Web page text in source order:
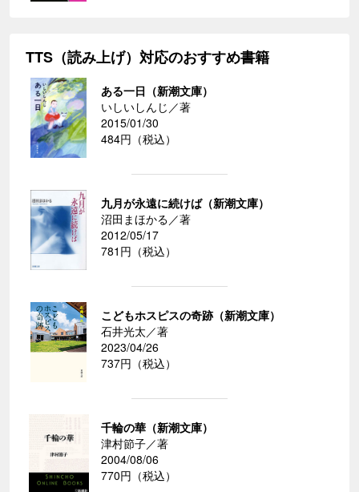
TTS（読み上げ）対応のおすすめ書籍
ある一日（新潮文庫）
いしいしんじ／著
2015/01/30
484円（税込）
九月が永遠に続けば（新潮文庫）
沼田まほかる／著
2012/05/17
781円（税込）
こどもホスピスの奇跡（新潮文庫）
石井光太／著
2023/04/26
737円（税込）
千輪の華（新潮文庫）
津村節子／著
2004/08/06
770円（税込）